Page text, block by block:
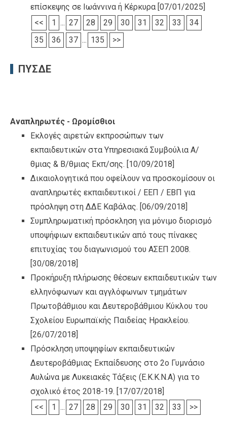
επίσκεψης σε Ιωάννινα ή Κέρκυρα [07/01/2025]
<<
1 ... 27 28 29 30 31 32 33
34
35
36 37 ... 135 >>
ΠΥΣΔΕ
Αναπληρωτές - Ωρομίσθιοι
Εκλογές αιρετών εκπροσώπων των
εκπαιδευτικών στα Υπηρεσιακά Συμβούλια Α/
θμιας & Β/θμιας Εκπ/σης. [10/09/2018]
Δικαιολογητικά που οφείλουν να προσκομίσουν οι
αναπληρωτές εκπαιδευτικοί / ΕΕΠ / ΕΒΠ για
πρόσληψη στη ΔΔΕ Καβάλας. [06/09/2018]
Συμπληρωματική πρόσκληση για μόνιμο διορισμό
υποψήφιων εκπαιδευτικών από τους πίνακες
επιτυχίας του διαγωνισμού του ΑΣΕΠ 2008.
[30/08/2018]
Προκήρυξη πλήρωσης θέσεων εκπαιδευτικών των
ελληνόφωνων και αγγλόφωνων τμημάτων
Πρωτοβάθμιου και Δευτεροβάθμιου Κύκλου του
Σχολείου Ευρωπαϊκής Παιδείας Ηρακλείου.
[26/07/2018]
Πρόσκληση υποψηφίων εκπαιδευτικών
Δευτεροβάθμιας Εκπαίδευσης στο 2ο Γυμνάσιο
Αυλώνα με Λυκειακές Τάξεις (Ε.Κ.Κ.Ν.Α) για το
σχολικό έτος 2018-19. [17/07/2018]
<<
1 ... 27 28 29 30 31 32 33 >>